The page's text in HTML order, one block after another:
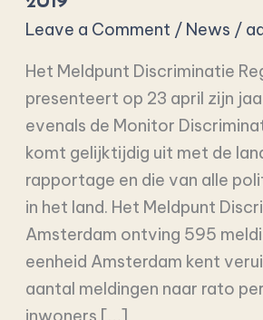
Leave a Comment / News /
Het Meldpunt Discriminatie
presenteert op 23 april zijn
evenals de Monitor
komt gelijktijdig uit met de
rapportage en die van alle
in het land. Het Meldpunt
Amsterdam ontving 595
eenheid Amsterdam kent
aantal meldingen naar rato
Discrimination